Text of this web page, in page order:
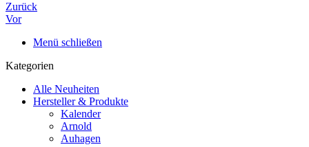
Zurück
Vor
Menü schließen
Kategorien
Alle Neuheiten
Hersteller & Produkte
Kalender
Arnold
Auhagen